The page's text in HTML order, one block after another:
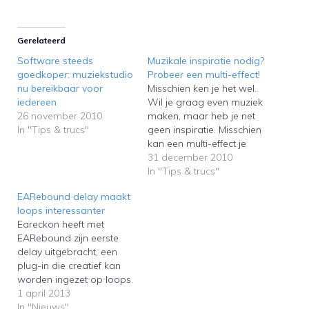
Gerelateerd
Software steeds
goedkoper: muziekstudio
nu bereikbaar voor
iedereen
26 november 2010
In "Tips & trucs"
Muzikale inspiratie nodig?
Probeer een multi-effect!
Misschien ken je het wel.
Wil je graag even muziek
maken, maar heb je net
geen inspiratie. Misschien
kan een multi-effect je
dan aan een nieuw
muzikaal idee
31 december 2010
In "Tips & trucs"
EARebound delay maakt
loops interessanter
Eareckon heeft met
EARebound zijn eerste
delay uitgebracht, een
plug-in die creatief kan
worden ingezet op loops.
Delays vind je
1 april 2013